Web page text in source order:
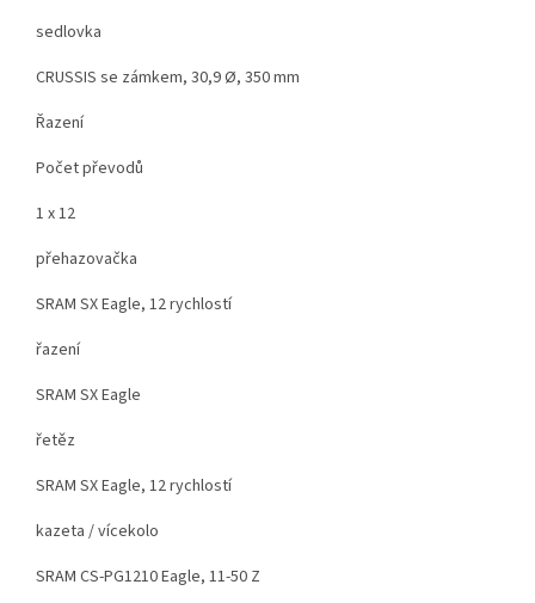
sedlovka
CRUSSIS se zámkem, 30,9 Ø, 350 mm
Řazení
Počet převodů
1 x 12
přehazovačka
SRAM SX Eagle, 12 rychlostí
řazení
SRAM SX Eagle
řetěz
SRAM SX Eagle, 12 rychlostí
kazeta / vícekolo
SRAM CS-PG1210 Eagle, 11-50 Z